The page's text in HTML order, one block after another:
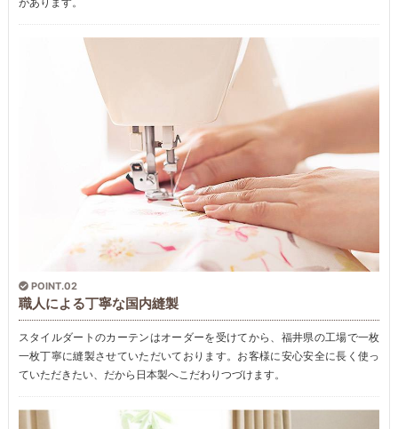
POINT.02
職人による丁寧な国内縫製
スタイルダートのカーテンはオーダーを受けてから、福井県の工場で一枚
一枚丁寧に縫製させていただいております。お客様に安心安全に長く使っ
ていただきたい、だから日本製へこだわりつづけます。